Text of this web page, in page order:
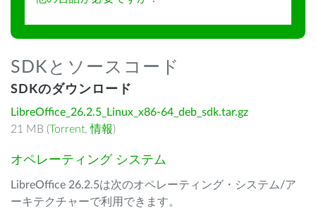
SDKとソースコード
SDKのダウンロード
LibreOffice_26.2.5_Linux_x86-64_deb_sdk.tar.gz
21 MB (Torrent,情報)
オペレーティング システム
LibreOffice 26.2.5は次のオペレーティング・システム/ア
ーキテクチャーで利用できます。